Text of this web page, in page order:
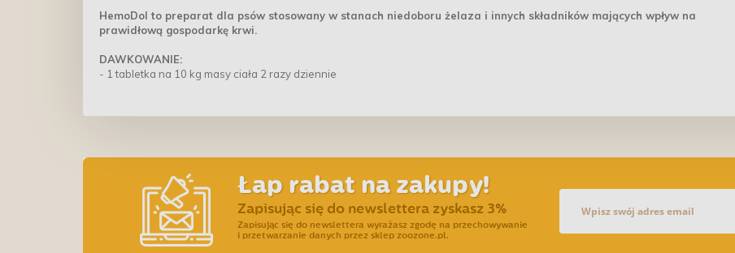
HemoDol to preparat dla psów stosowany w stanach niedoboru żelaza i innych składników mających wpływ na
prawidłową gospodarkę krwi.
DAWKOWANIE:
- 1 tabletka na 10 kg masy ciała 2 razy dziennie
Łap rabat na zakupy!
Zapisując się do newslettera zyskasz 3%
Zapisując się do newslettera wyrażasz zgodę na przechowywanie
i przetwarzanie danych przez sklep zoozone.pl.